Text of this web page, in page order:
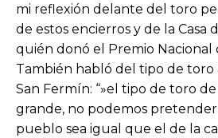
mi reflexión delante del toro
de estos encierros y de la Casa
quién donó el Premio Nacional
También habló del tipo de toro
San Fermín: “»el tipo de toro
grande, no podemos
pueblo sea igual que el de la